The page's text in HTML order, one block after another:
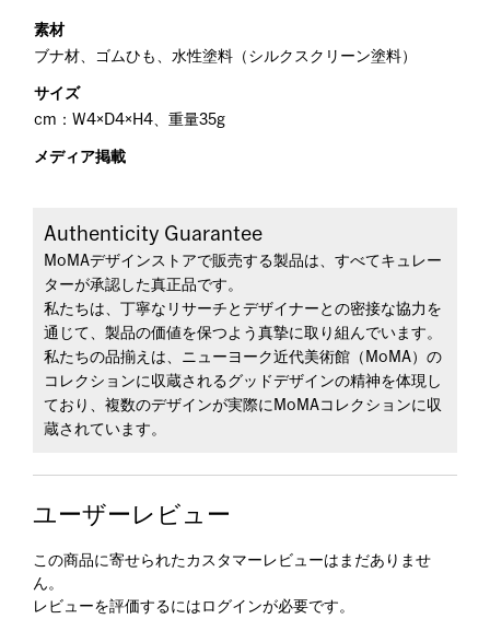
素材
ブナ材、ゴムひも、水性塗料（シルクスクリーン塗料）
サイズ
cm：W4×D4×H4、重量35g
メディア掲載
Authenticity Guarantee
MoMAデザインストアで販売する製品は、すべてキュレー
ターが承認した真正品です。
私たちは、丁寧なリサーチとデザイナーとの密接な協力を
通じて、製品の価値を保つよう真摯に取り組んでいます。
私たちの品揃えは、ニューヨーク近代美術館（MoMA）の
コレクションに収蔵されるグッドデザインの精神を体現し
ており、複数のデザインが実際にMoMAコレクションに収
蔵されています。
ユーザーレビュー
この商品に寄せられたカスタマーレビューはまだありませ
ん。
レビューを評価するには ログインが必要です。